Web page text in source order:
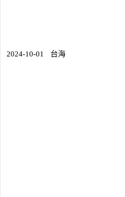
2024-10-01 台海